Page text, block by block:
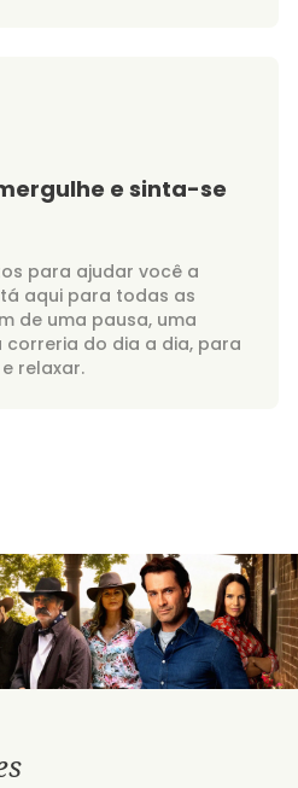
e sinta-se
para ajudar você a
aqui para todas as
de uma pausa, uma
do dia a dia, para
relaxar.